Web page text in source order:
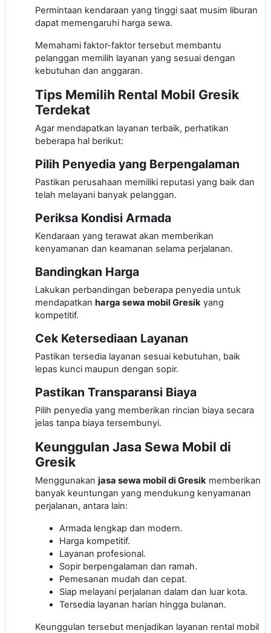
Permintaan kendaraan yang tinggi saat musim liburan
dapat memengaruhi harga sewa.
Memahami faktor-faktor tersebut membantu
pelanggan memilih layanan yang sesuai dengan
kebutuhan dan anggaran.
Tips Memilih Rental Mobil Gresik
Terdekat
Agar mendapatkan layanan terbaik, perhatikan
beberapa hal berikut:
Pilih Penyedia yang Berpengalaman
Pastikan perusahaan memiliki reputasi yang baik dan
telah melayani banyak pelanggan.
Periksa Kondisi Armada
Kendaraan yang terawat akan memberikan
kenyamanan dan keamanan selama perjalanan.
Bandingkan Harga
Lakukan perbandingan beberapa penyedia untuk
mendapatkan harga sewa mobil Gresik yang
kompetitif.
Cek Ketersediaan Layanan
Pastikan tersedia layanan sesuai kebutuhan, baik
lepas kunci maupun dengan sopir.
Pastikan Transparansi Biaya
Pilih penyedia yang memberikan rincian biaya secara
jelas tanpa biaya tersembunyi.
Keunggulan Jasa Sewa Mobil di
Gresik
Menggunakan jasa sewa mobil di Gresik memberikan
banyak keuntungan yang mendukung kenyamanan
perjalanan, antara lain:
Armada lengkap dan modern.
Harga kompetitif.
Layanan profesional.
Sopir berpengalaman dan ramah.
Pemesanan mudah dan cepat.
Siap melayani perjalanan dalam dan luar kota.
Tersedia layanan harian hingga bulanan.
Keunggulan tersebut menjadikan layanan rental mobil